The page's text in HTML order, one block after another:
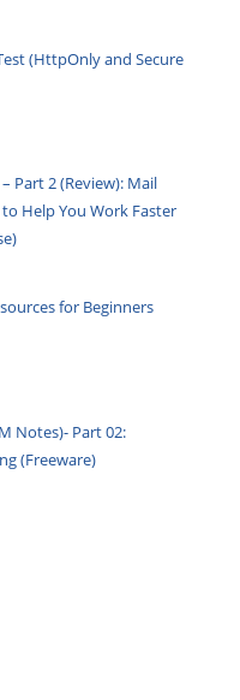
(HttpOnly and Secure
Part 2 (Review): Mail
Help You Work Faster
for Beginners
Notes)- Part 02:
(Freeware)